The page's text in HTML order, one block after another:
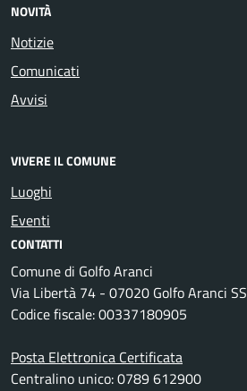
NOVITÀ
Notizie
Comunicati
Avvisi
VIVERE IL COMUNE
Luoghi
Eventi
CONTATTI
Comune di Golfo Aranci
Via Libertà 74 - 07020 Golfo Aranci SS
Codice fiscale: 00337180905
Posta Elettronica Certificata
Centralino unico: 0789 612900